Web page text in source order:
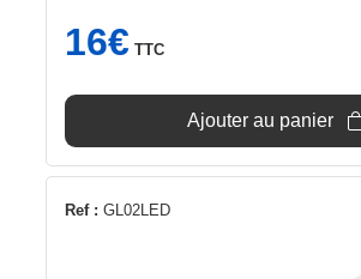
16€ TTC
Ajouter au panier
Ref : GL02LED